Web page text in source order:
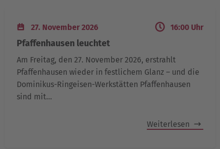
27. November 2026 16:00 Uhr
Pfaffenhausen leuchtet
Am Freitag, den 27. November 2026, erstrahlt
Pfaffenhausen wieder in festlichem Glanz – und die
Dominikus-Ringeisen-Werkstätten Pfaffenhausen
sind mit…
Weiterlesen